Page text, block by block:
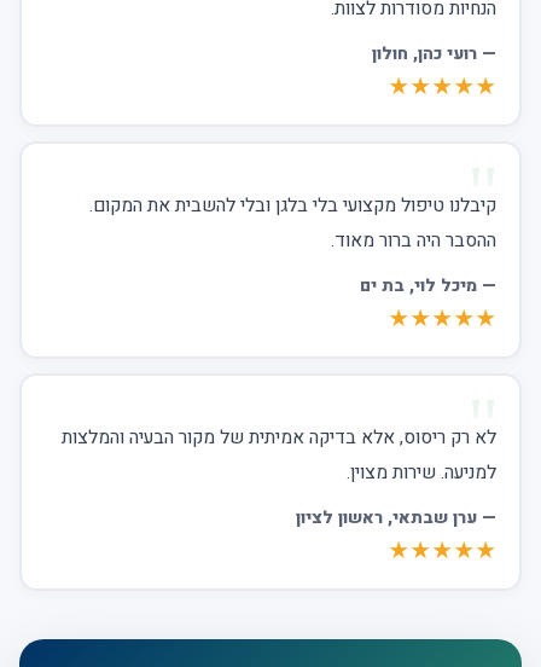
הנחיות מסודרות לצוות.
—רועי כהן, חולון
★★★★★
קיבלנו טיפול מקצועי בלי בלגן ובלי להשבית את המקום.
ההסבר היה ברור מאוד.
—מיכל לוי, בת ים
★★★★★
לא רק ריסוס, אלא בדיקה אמיתית של מקור הבעיה והמלצות
למניעה. שירות מצוין.
—ערן שבתאי, ראשון לציון
★★★★★